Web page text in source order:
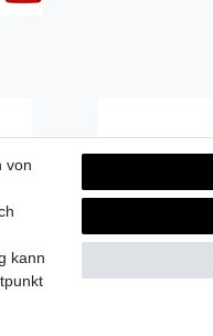
widerrufen
von
kann